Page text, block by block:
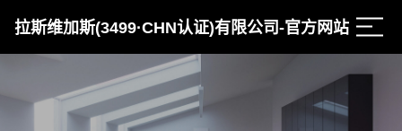
拉斯维加斯(3499·CHN认证)有限公司-官方网站